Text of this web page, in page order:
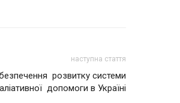
наступна стаття
розвитку системи
допомоги в Україні